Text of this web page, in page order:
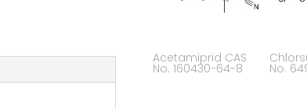
Acetamiprid CAS
No. 160430-64-8 No.